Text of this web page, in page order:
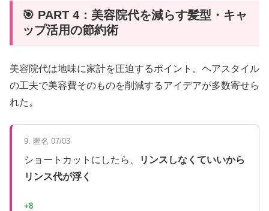
🎯 PART 4：美容院代を減らす髪型・キャ
ップ活用の節約術
美容院代は地味に家計を圧迫するポイント。ヘアスタイル
の工夫で美容費そのものを削減するアイデアが多数寄せら
れた。
9. 匿名 07/03
ショートカットにしたら、
リンスしなくていいから
リンス代が浮く
+8